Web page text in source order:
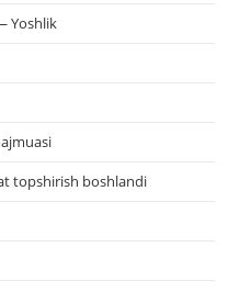
Yoshlik
topshirish boshlandi